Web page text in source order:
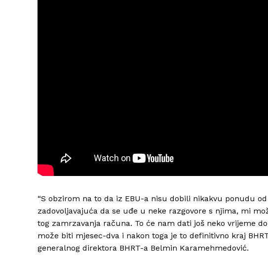
“S obzirom na to da iz EBU-a nisu dobili nikakvu ponudu
zadovoljavajuća da se uđe u neke razgovore s njima, mi
tog zamrzavanja računa. To će nam dati još neko vrijeme
može biti mjesec-dva i nakon toga je to definitivno kraj
generalnog direktora BHRT-a Belmin Karamehmedović.